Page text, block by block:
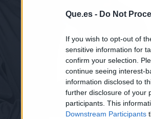
Que.es - Do Not
If you wish to opt-out of
sensitive information for
confirm your selection.
continue seeing interest-
information disclosed to
further disclosure of your
participants. This
Downstream Participants